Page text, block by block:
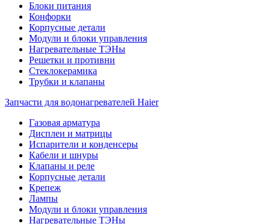
Блоки питания
Конфорки
Корпусные детали
Модули и блоки управления
Нагревательные ТЭНы
Решетки и противни
Стеклокерамика
Трубки и клапаны
Запчасти для водонагревателей Haier
Газовая арматура
Дисплеи и матрицы
Испарители и конденсеры
Кабели и шнуры
Клапаны и реле
Корпусные детали
Крепеж
Лампы
Модули и блоки управления
Нагревательные ТЭНы